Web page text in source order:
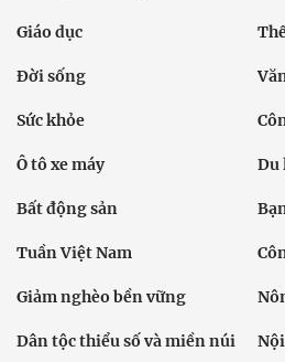
Giáo dục
Đời sống
Sức khỏe
Ô tô xe máy Du
Bất động sản
Tuần Việt Nam
Giảm nghèo bền vững
Dân tộc thiểu số và miền núi